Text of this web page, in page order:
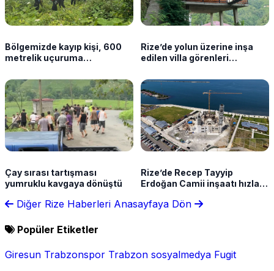
Bölgemizde kayıp kişi, 600
metrelik uçuruma
bulundu
Rize’de yolun üzerine inşa
edilen villa görenleri
Çay sırası tartışması
yumruklu kavgaya dönüştü
Rize’de Recep Tayyip
Erdoğan Camii inşaatı hızla
Diğer Rize Haberleri Anasayfaya Dön
Popüler Etiketler
Giresun Trabzonspor Trabzon sosyalmedya Fugit